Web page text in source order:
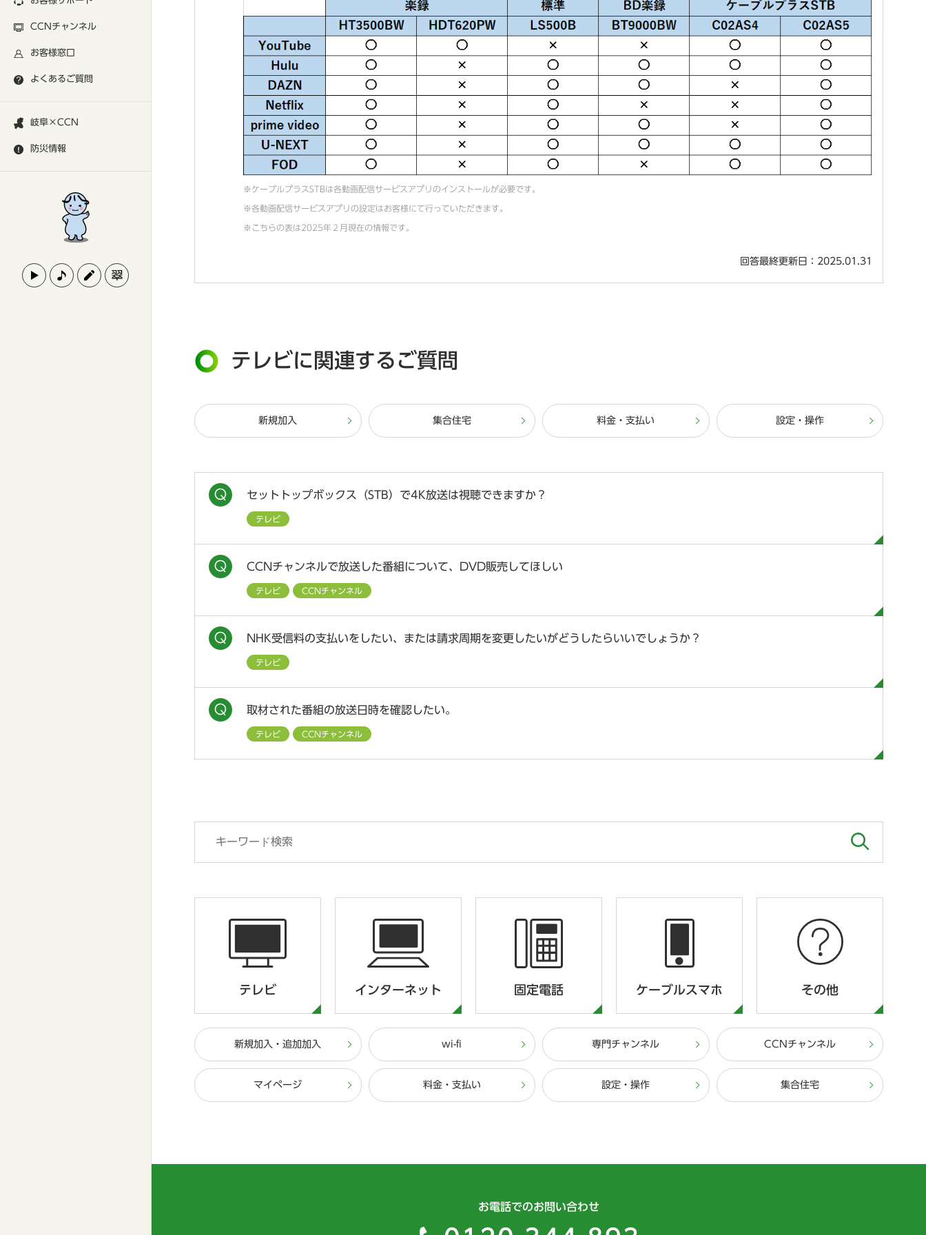
CCNチャンネル
お客様窓口
よくあるご質問
岐阜×CCN
防災情報
※ケーブルプラスSTBは各動画配信サービスアプリのインストールが必要です。
※各動画配信サービスアプリの設定はお客様にて行っていただきます。
※こちらの表は2025年２月現在の情報です。
回答最終更新日：2025.01.31
テレビに関連するご質問
新規加入 集合住宅 料金・支払い 設定・操作
セットトップボックス（STB）で4K放送は視聴できますか？
テレビ
CCNチャンネルで放送した番組について、DVD販売してほしい
テレビ CCNチャンネル
NHK受信料の支払いをしたい、または請求周期を変更したいがどうしたらいいでしょうか？
テレビ
取材された番組の放送日時を確認したい。
テレビ CCNチャンネル
テレビ インターネット 固定電話 ケーブルスマホ その他
新規加入・追加加入 wi-fi 専門チャンネル CCNチャンネル
マイページ 料金・支払い 設定・操作 集合住宅
お電話でのお問い合わせ